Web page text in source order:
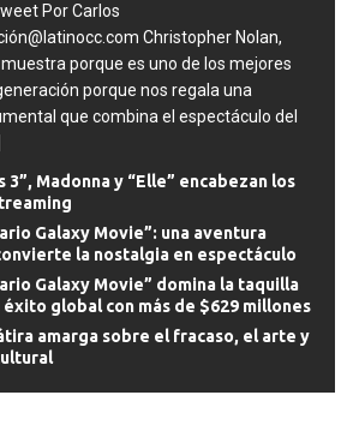
Por Carlos
Christopher Nolan,
porque es uno de los mejores
porque nos regala una
que combina el espectáculo del
3”, Madonna y “Elle” encabezan los
Galaxy Movie”: una aventura
la nostalgia en espectáculo
Galaxy Movie” domina la taquilla
global con más de $629 millones
amarga sobre el fracaso, el arte y